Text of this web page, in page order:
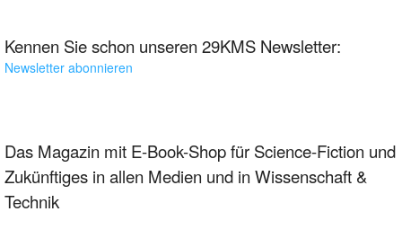
Kennen Sie schon unseren 29KMS Newsletter:
Newsletter abonnieren
Das Magazin mit E-Book-Shop für Science-Fiction und
Zukünftiges in allen Medien und in Wissenschaft &
Technik